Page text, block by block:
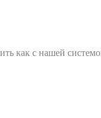
как с нашей